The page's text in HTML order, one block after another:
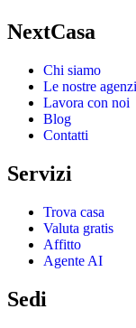
NextCasa
Chi siamo
Le nostre
Lavora con noi
Blog
Contatti
Servizi
Trova casa
Valuta gratis
Affitto
Agente AI
Sedi